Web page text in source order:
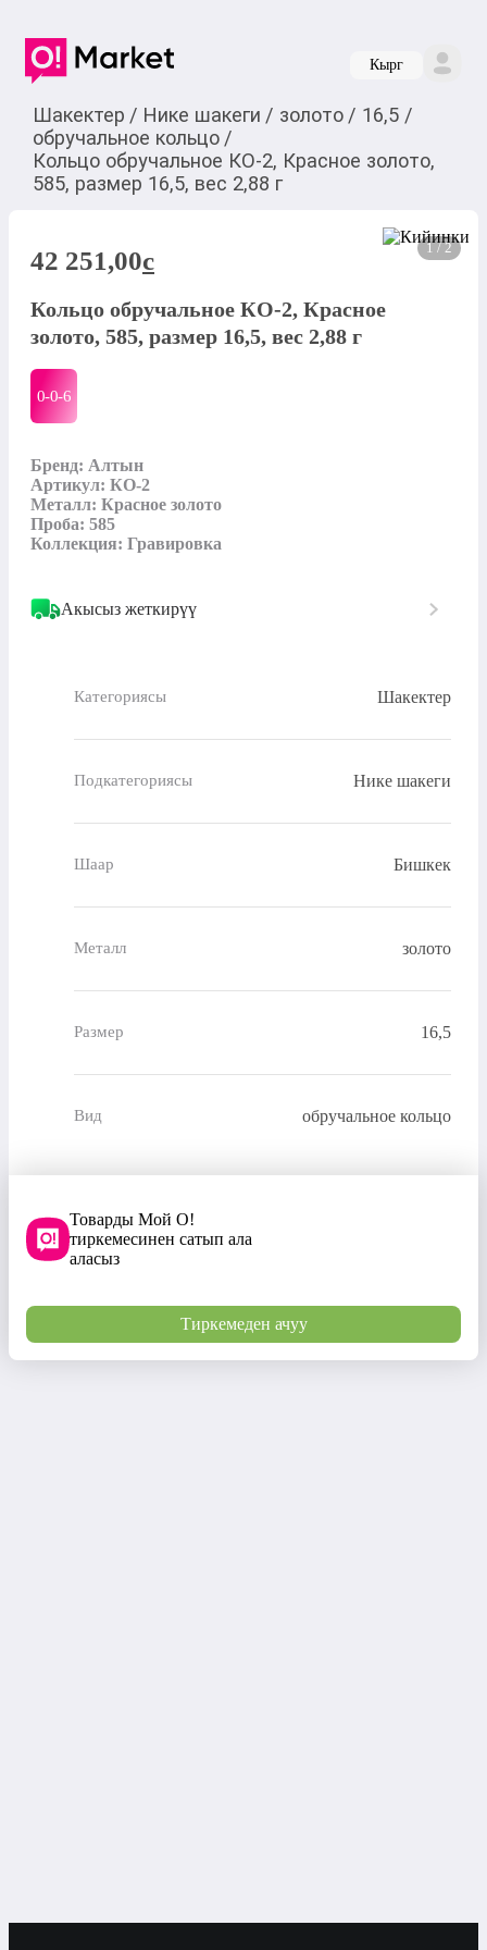
Кырг
Шакектер / Нике шакеги / золото / 16,5 /
обручальное кольцо /
Кольцо обручальное КО-2, Красное золото,
585, размер 16,5, вес 2,88 г
1 / 2
42 251,00c
Кольцо обручальное КО-2, Красное
золото, 585, размер 16,5, вес 2,88 г
0-0-6
Бренд: Алтын
Артикул: КО-2
Металл: Красное золото
Проба: 585
Коллекция: Гравировка
Акысыз жеткирүү
Категориясы Шакектер
Подкатегориясы Нике шакеги
Шаар Бишкек
Металл золото
Размер 16,5
Вид обручальное кольцо
Товарды Мой О!
тиркемесинен сатып ала
аласыз
Тиркемеден ачуу